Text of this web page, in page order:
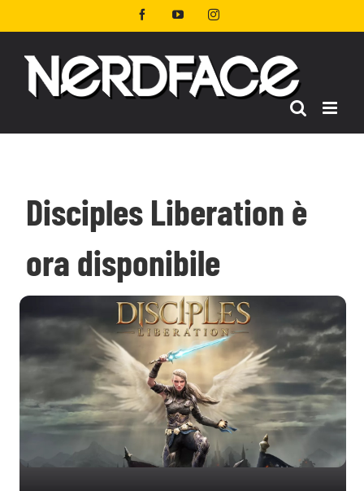
al
FacebookYouTubeInstagram
Disciples Liberation è
ora disponibile